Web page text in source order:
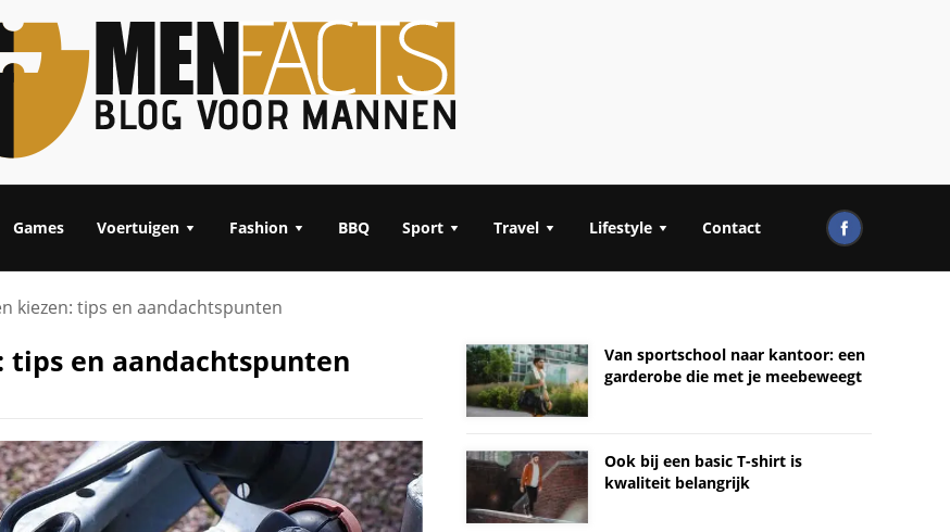
Games Voertuigen Fashion BBQ Sport Travel Lifestyle Contact
kiezen: tips en aandachtspunten
tips en aandachtspunten
Van sportschool naar kantoor: een
garderobe die met je meebeweegt
Ook bij een basic T-shirt is
kwaliteit belangrijk